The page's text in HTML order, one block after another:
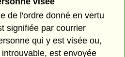
de l'ordre donné en vertu
signifiée par courrier
qui y est visée ou,
est envoyée